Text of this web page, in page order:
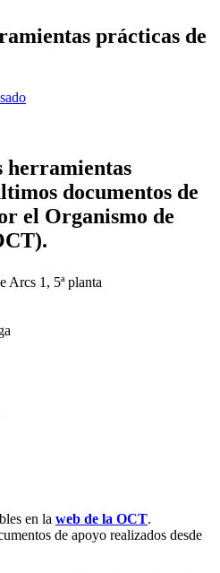
prácticas de
herramientas
documentos de
el Organismo de
Arcs 1, 5ª planta
en la web de la OCT.
de apoyo realizados desde